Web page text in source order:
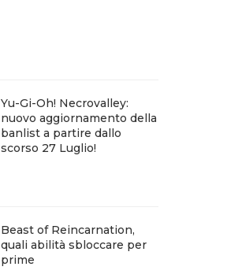
Yu-Gi-Oh! Necrovalley:
nuovo aggiornamento della
banlist a partire dallo
scorso 27 Luglio!
Beast of Reincarnation,
quali abilità sbloccare per
prime